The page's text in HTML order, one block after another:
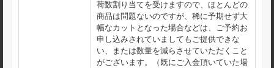
荷数割り当てを受けますので、ほとんどの
商品は問題ないのですが、稀に予期せず大
幅なカットとなった場合などは、ご予約お
申し込みされていましてもご提供できな
い、または数量を減らさせていただくこと
がございます。（既にご入金頂いていた場